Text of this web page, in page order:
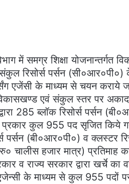
में समग्र शिक्षा योजनान्तर्गत
रिसोर्स पर्सन (सी०आर०पी०) के
एजेंसी के माध्यम से चयन कराये
विकासखण्ड एवं संकुल स्तर पर
285 ब्लॉक रिसोर्स पर्सन
कुल 955 पद सृजित किये गये
पर्सन (बी०आर०पी०) व क्लस्टर
हजार मात्र) प्रतिमाह
व राज्य सरकार द्वारा खर्चे
के माध्यम से कुल 955 पदों पर